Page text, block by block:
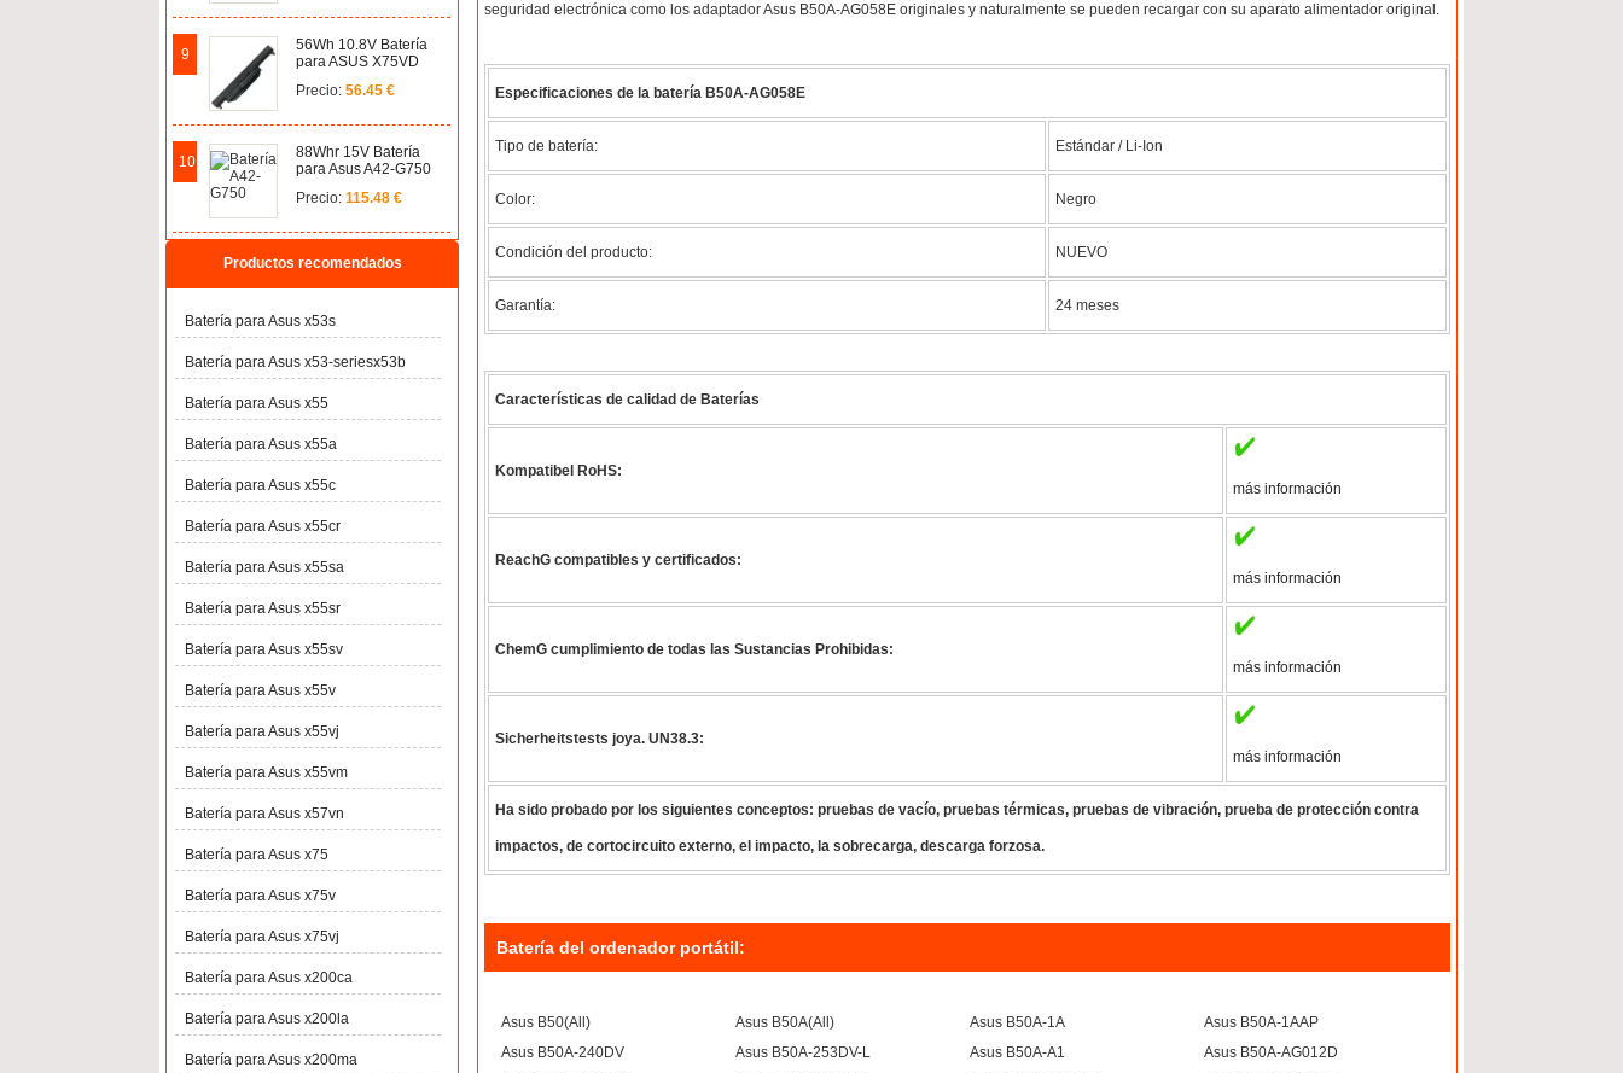
seguridad electrónica como los adaptador Asus B50A-AG058E originales y naturalmente se pueden recargar con su aparato alimentador original.
Especificaciones de la batería B50A-AG058E
Tipo de batería: Estándar / Li-Ion
Color: Negro
Condición del producto: NUEVO
Garantía: 24 meses
Características de calidad de Baterías
Kompatibel RoHS:
más información
ReachG compatibles y certificados:
más información
ChemG cumplimiento de todas las Sustancias Prohibidas:
más información
Sicherheitstests joya. UN38.3:
más información
Ha sido probado por los siguientes conceptos: pruebas de vacío, pruebas térmicas, pruebas de vibración, prueba de protección contra
impactos, de cortocircuito externo, el impacto, la sobrecarga, descarga forzosa.
Batería del ordenador portátil:
Asus B50(All) Asus B50A(All) Asus B50A-1A
Asus B50A-1AAP
Asus B50A-240DV
Asus B50A-253DV-L Asus B50A-A1
Asus B50A-AG012D
9
56Wh 10.8V Batería
para ASUS X75VD
Precio: 56.45 €
10
88Whr 15V Batería
para Asus A42-G750
Precio: 115.48 €
Productos recomendados
Batería para Asus x53s
Batería para Asus x53-seriesx53b
Batería para Asus x55
Batería para Asus x55a
Batería para Asus x55c
Batería para Asus x55cr
Batería para Asus x55sa
Batería para Asus x55sr
Batería para Asus x55sv
Batería para Asus x55v
Batería para Asus x55vj
Batería para Asus x55vm
Batería para Asus x57vn
Batería para Asus x75
Batería para Asus x75v
Batería para Asus x75vj
Batería para Asus x200ca
Batería para Asus x200la
Batería para Asus x200ma